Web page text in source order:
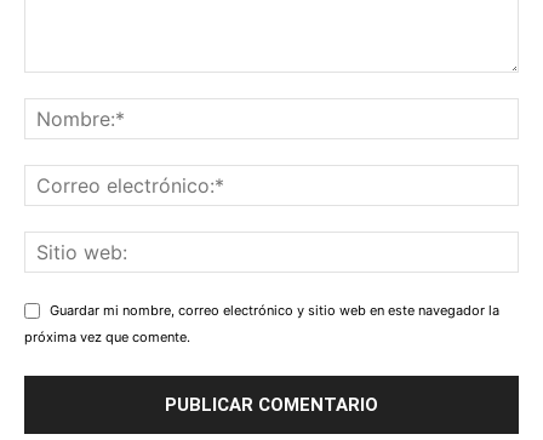
Guardar mi nombre, correo electrónico y sitio web en este navegador la
próxima vez que comente.